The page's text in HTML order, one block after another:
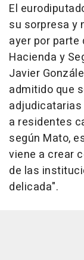
El
su sorpresa y
ayer por parte
Hacienda y
Javier
admitido que
a residentes
según Mato,
viene a crear
de las
delicada".